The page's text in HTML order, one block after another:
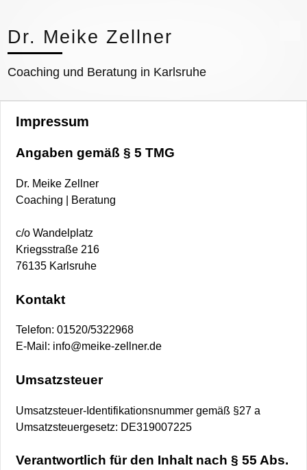
content
Dr. Meike Zellner
Coaching und Beratung in Karlsruhe
Impressum
Angaben gemäß § 5 TMG
Dr. Meike Zellner
Coaching | Beratung
c/o Wandelplatz
Kriegsstraße 216
76135 Karlsruhe
Kontakt
Telefon: 01520/5322968
E-Mail: info@meike-zellner.de
Umsatzsteuer
Umsatzsteuer-Identifikationsnummer gemäß §27 a
Umsatzsteuergesetz: DE319007225
Verantwortlich für den Inhalt nach § 55 Abs.